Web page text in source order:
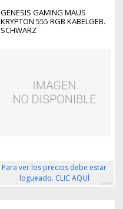
GENESIS GAMING MAUS
KRYPTON 555 RGB KABELGEB.
SCHWARZ
Para ver los precios debe estar
logueado. CLIC AQUÍ
154996